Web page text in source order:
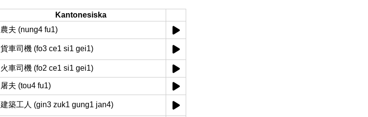
Kantonesiska
農夫 (nung4 fu1)
貨車司機 (fo3 ce1 si1 gei1)
火車司機 (fo2 ce1 si1 gei1)
屠夫 (tou4 fu1)
建築工人 (gin3 zuk1 gung1 jan4)